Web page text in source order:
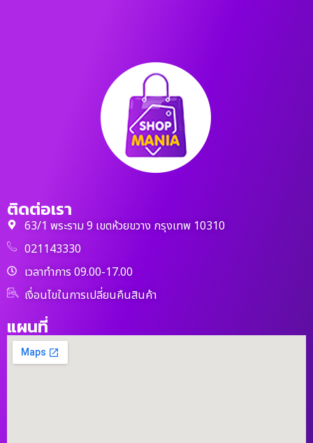
ติดต่อเรา
63/1 พระราม 9 เขตห้วยขวาง กรุงเทพ 10310
021143330
เวลาทำการ 09.00-17.00
เงื่อนไขในการเปลี่ยนคืนสินค้า
แผนที่